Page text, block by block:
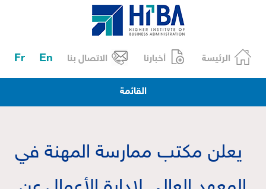
الرئيسة أخبارنا الاتصال بنا En
Fr
القائمة
يعلن مكتب ممارسة المهنة في